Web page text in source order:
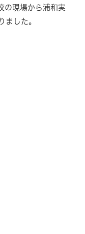
の現場から浦和実
した。